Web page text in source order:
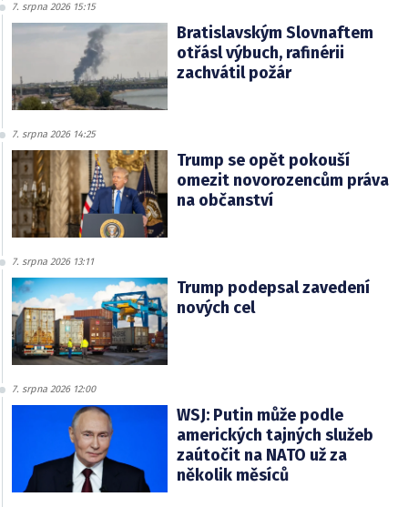
7. srpna 2026 15:15
Bratislavským Slovnaftem
otřásl výbuch, rafinérii
zachvátil požár
7. srpna 2026 14:25
Trump se opět pokouší
omezit novorozencům práva
na občanství
7. srpna 2026 13:11
Trump podepsal zavedení
nových cel
7. srpna 2026 12:00
WSJ: Putin může podle
amerických tajných služeb
zaútočit na NATO už za
několik měsíců